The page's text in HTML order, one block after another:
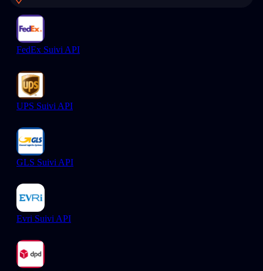
FedEx Suivi API
UPS Suivi API
GLS Suivi API
Evri Suivi API